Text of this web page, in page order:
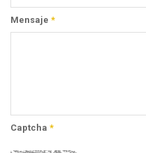
Mensaje *
Captcha *